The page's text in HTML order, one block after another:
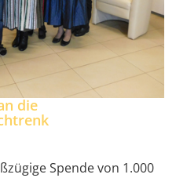
die
Spende von 1.000